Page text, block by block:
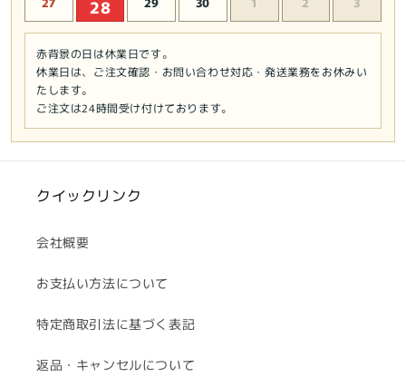
28
赤背景の日は休業日です。
休業日は、ご注文確認・お問い合わせ対応・発送業務をお休みい
たします。
ご注文は24時間受け付けております。
クイックリンク
会社概要
お支払い方法について
特定商取引法に基づく表記
返品・キャンセルについて